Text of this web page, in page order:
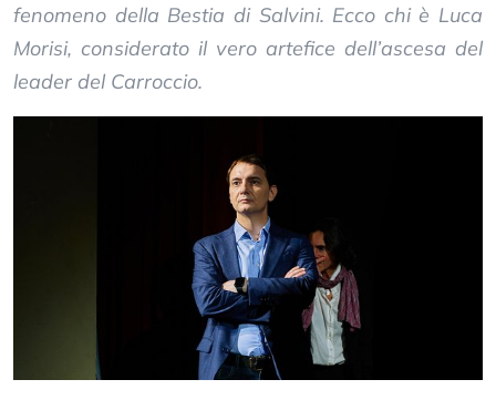
fenomeno della Bestia di Salvini. Ecco chi è Luca
Morisi, considerato il vero artefice dell’ascesa del
leader del Carroccio.